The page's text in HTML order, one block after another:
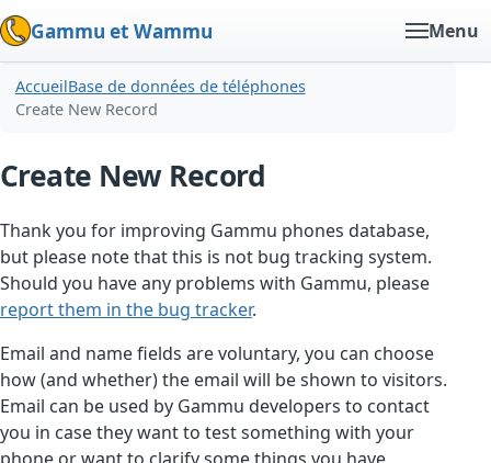
Gammu et Wammu Menu
AccueilBase de données de téléphones
Create New Record
Create New Record
Thank you for improving Gammu phones database,
but please note that this is not bug tracking system.
Should you have any problems with Gammu, please
report them in the bug tracker.
Email and name fields are voluntary, you can choose
how (and whether) the email will be shown to visitors.
Email can be used by Gammu developers to contact
you in case they want to test something with your